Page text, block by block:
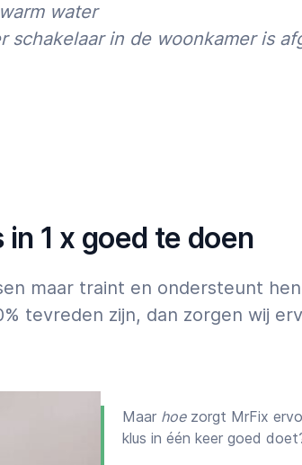
klus
stress
water
in de woonkamer is
1 x goed te doen
maar traint en ondersteunt
tevreden zijn, dan zorgen wij
Maar hoezorgt MrFix
klus in één keer goed